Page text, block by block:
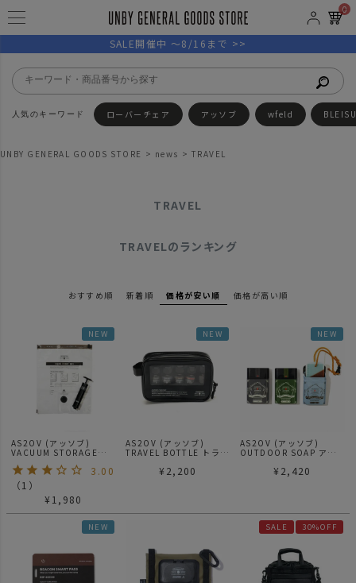
0
SALE開催中 ～8/16まで >>
ローバーチェア アッソブ wfeld
UNBY GENERAL GOODS STORE news TRAVEL
TRAVEL
TRAVELのランキング
おすすめ順 新着順 価格が安い順 価格が高い順
NEW
AS2OV (アッソブ)
VACUUM STORAGE
BAGS 圧縮袋
3.00
（1 ）
¥ 1,980
NEW
AS2OV (アッソブ)
TRAVEL BOTTLE トラベ
¥ 2,200
NEW
AS2OV (アッソブ)
OUTDOOR SOAP アウ
¥ 2,420
NEW SALE 30%OFF